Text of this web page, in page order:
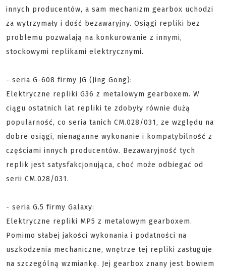
innych producentów, a sam mechanizm gearbox uchodzi
za wytrzymały i dość bezawaryjny. Osiągi repliki bez
problemu pozwalają na konkurowanie z innymi,
stockowymi replikami elektrycznymi.
- seria G-608 firmy JG (Jing Gong):
Elektryczne repliki G36 z metalowym gearboxem. W
ciągu ostatnich lat repliki te zdobyły równie dużą
popularność, co seria tanich CM.028/031, ze względu na
dobre osiągi, nienaganne wykonanie i kompatybilność z
częściami innych producentów. Bezawaryjność tych
replik jest satysfakcjonująca, choć może odbiegać od
serii CM.028/031.
- seria G.5 firmy Galaxy:
Elektryczne repliki MP5 z metalowym gearboxem.
Pomimo słabej jakości wykonania i podatności na
uszkodzenia mechaniczne, wnętrze tej repliki zasługuje
na szczególną wzmiankę. Jej gearbox znany jest bowiem